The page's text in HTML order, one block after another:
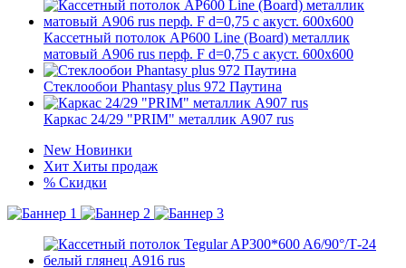
Кассетный потолок AP600 Line (Board) металлик
матовый А906 rus перф. F d=0,75 с акуст. 600x600
Стеклообои Phantasy plus 972 Паутина
Каркас 24/29 "PRIM" металлик А907 rus
New Новинки
Хит Хиты продаж
% Скидки